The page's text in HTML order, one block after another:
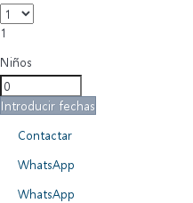
1
Niños
Introducir fechas
Contactar
WhatsApp
WhatsApp